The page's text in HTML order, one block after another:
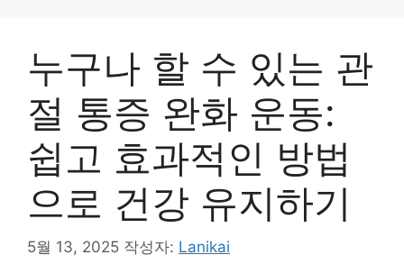
누구나 할 수 있는 관
절 통증 완화 운동:
쉽고 효과적인 방법
으로 건강 유지하기
5월 13, 2025 작성자: Lanikai